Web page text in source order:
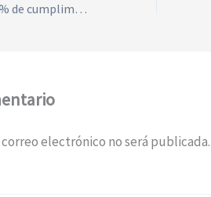
El JK alcanzó un 94,29% de cumplimiento en la auditoría del Ministerio de Educación
electrónico no será publicada.